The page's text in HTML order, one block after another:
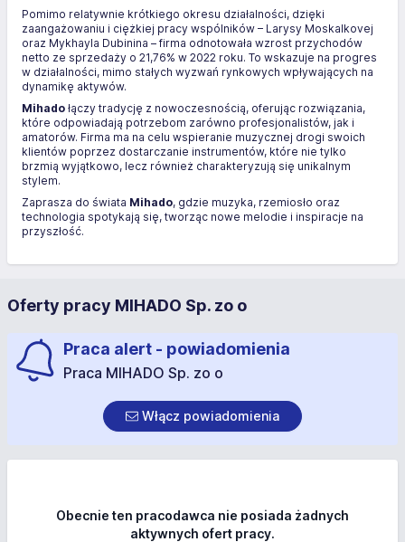
Pomimo relatywnie krótkiego okresu działalności, dzięki
zaangażowaniu i ciężkiej pracy wspólników – Larysy Moskalkovej
oraz Mykhayla Dubinina – firma odnotowała wzrost przychodów
netto ze sprzedaży o 21,76% w 2022 roku. To wskazuje na progres
w działalności, mimo stałych wyzwań rynkowych wpływających na
dynamikę aktywów.
Mihado łączy tradycję z nowoczesnością, oferując rozwiązania,
które odpowiadają potrzebom zarówno profesjonalistów, jak i
amatorów. Firma ma na celu wspieranie muzycznej drogi swoich
klientów poprzez dostarczanie instrumentów, które nie tylko
brzmią wyjątkowo, lecz również charakteryzują się unikalnym
stylem.
Zaprasza do świata Mihado, gdzie muzyka, rzemiosło oraz
technologia spotykają się, tworząc nowe melodie i inspiracje na
przyszłość.
Oferty pracy MIHADO Sp. zo o
Praca alert - powiadomienia
Praca MIHADO Sp. zo o
Włącz powiadomienia
Obecnie ten pracodawca nie posiada żadnych
aktywnych ofert pracy.